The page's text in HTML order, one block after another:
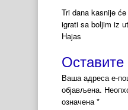
Tri dana kasnije
igrati sa boljim iz
Hajas
Оставите
Ваша адреса е-
објављена.
означена *